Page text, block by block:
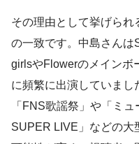
その理由として挙げられ
の一致です。中島さん
girlsやFlowerのメインボ
に頻繁に出演していまし
「FNS歌謡祭」や「ミ
SUPER LIVE」などの大